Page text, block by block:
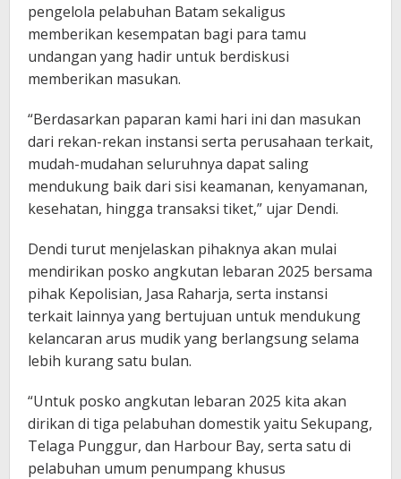
pengelola pelabuhan Batam sekaligus
memberikan kesempatan bagi para tamu
undangan yang hadir untuk berdiskusi
memberikan masukan.
“Berdasarkan paparan kami hari ini dan masukan
dari rekan-rekan instansi serta perusahaan terkait,
mudah-mudahan seluruhnya dapat saling
mendukung baik dari sisi keamanan, kenyamanan,
kesehatan, hingga transaksi tiket,” ujar Dendi.
Dendi turut menjelaskan pihaknya akan mulai
mendirikan posko angkutan lebaran 2025 bersama
pihak Kepolisian, Jasa Raharja, serta instansi
terkait lainnya yang bertujuan untuk mendukung
kelancaran arus mudik yang berlangsung selama
lebih kurang satu bulan.
“Untuk posko angkutan lebaran 2025 kita akan
dirikan di tiga pelabuhan domestik yaitu Sekupang,
Telaga Punggur, dan Harbour Bay, serta satu di
pelabuhan umum penumpang khusus